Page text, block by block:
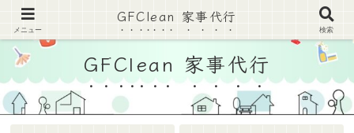
家事代行・ハウスクリーニングまとめサイト
GFClean 家事代行
メニュー
GFClean 家事代行
検索